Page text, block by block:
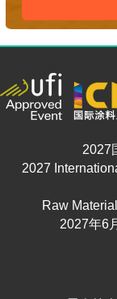
2027
2027
Raw
2027年6